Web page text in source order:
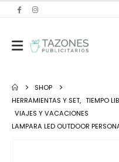
SHOP
HERRAMIENTAS Y SET, TIEMPO
VIAJES Y VACACIONES
LAMPARA LED OUTDOOR